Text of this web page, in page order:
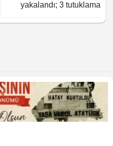
yakalandı; 3 tutuklama